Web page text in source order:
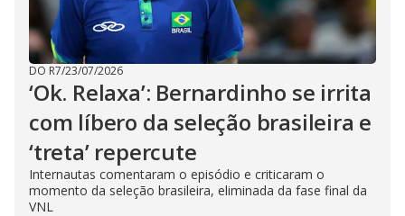
DO R7/23/07/2026
‘Ok. Relaxa’: Bernardinho se irrita
com líbero da seleção brasileira e
‘treta’ repercute
Internautas comentaram o episódio e criticaram o
momento da seleção brasileira, eliminada da fase final da
VNL